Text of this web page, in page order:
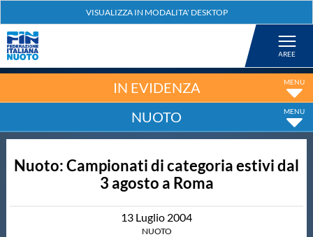
Nuoto
Tuffi
IN EVIDENZA
NUOTO
Nuoto: Campionati di categoria estivi dal
3 agosto a Roma
13 Luglio 2004
NUOTO